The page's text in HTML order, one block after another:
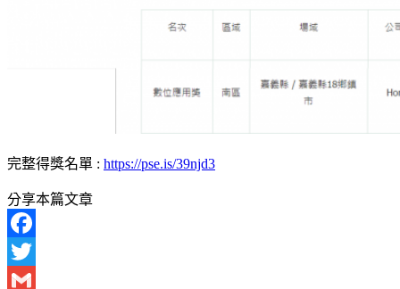
完整得獎名單 : https://pse.is/39njd3
分享本篇文章
Facebook
Twitter